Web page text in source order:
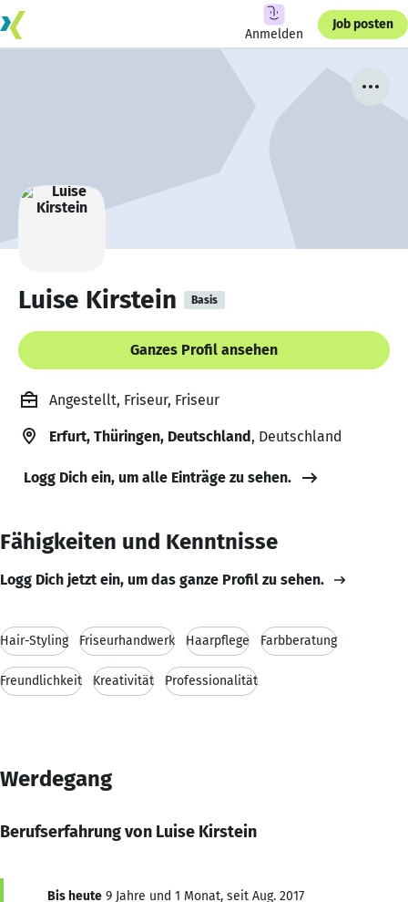
Anmelden
Job posten
Luise Kirstein Basis
Ganzes Profil ansehen
Angestellt, Friseur, Friseur
Erfurt, Thüringen, Deutschland, Deutschland
Logg Dich ein, um alle Einträge zu sehen.
Fähigkeiten und Kenntnisse
Logg Dich jetzt ein, um das ganze Profil zu sehen.
Hair-Styling Friseurhandwerk Haarpflege Farbberatung
Freundlichkeit Kreativität Professionalität
Werdegang
Berufserfahrung von Luise Kirstein
Bis heute 9 Jahre und 1 Monat, seit Aug. 2017